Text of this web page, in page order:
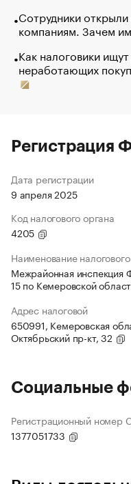
Сотрудники
компаниям. Зачем
Как налоговики
неработающих
Регистрация
Дата регистрации
9 апреля 2025
Код налогового органа
4205
Наименование
Межрайонная инспекция
15 по Кемеровской
Адрес налоговой
650991, Кемеровская
Октябрьский пр-кт, 32
Социальные
Регистрационный номер
1377051733